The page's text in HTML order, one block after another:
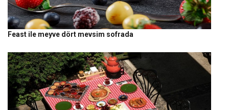
Feast ile meyve dört mevsim sofrada